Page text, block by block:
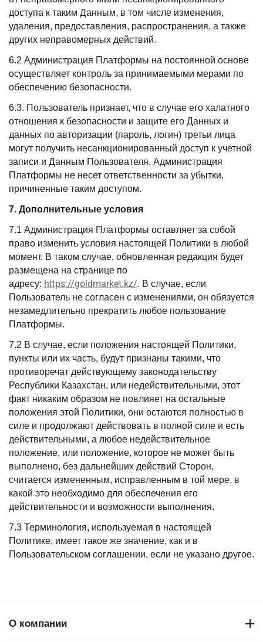
доступа к таким Данным, в том числе изменения,
удаления, предоставления, распространения, а также
других неправомерных действий.
6.2 Администрация Платформы на постоянной основе
осуществляет контроль за принимаемыми мерами по
обеспечению безопасности.
6.3. Пользователь признает, что в случае его халатного
отношения к безопасности и защите его Данных и
данных по авторизации (пароль, логин) третьи лица
могут получить несанкционированный доступ к учетной
записи и Данным Пользователя. Администрация
Платформы не несет ответственности за убытки,
причиненные таким доступом.
7. Дополнительные условия
7.1 Администрация Платформы оставляет за собой
право изменить условия настоящей Политики в любой
момент. В таком случае, обновленная редакция будет
размещена на странице по
адресу: https://goldmarket.kz/. В случае, если
Пользователь не согласен с изменениями, он обязуется
незамедлительно прекратить любое пользование
Платформы.
7.2 В случае, если положения настоящей Политики,
пункты или их часть, будут признаны такими, что
противоречат действующему законодательству
Республики Казахстан, или недействительными, этот
факт никаким образом не повлияет на остальные
положения этой Политики, они остаются полностью в
силе и продолжают действовать в полной силе и есть
действительными, а любое недействительное
положение, или положение, которое не может быть
выполнено, без дальнейших действий Сторон,
считается измененным, исправленным в той мере, в
какой это необходимо для обеспечения его
действительности и возможности выполнения.
7.3 Терминология, используемая в настоящей
Политике, имеет такое же значение, как и в
Пользовательском соглашении, если не указано другое.
О компании